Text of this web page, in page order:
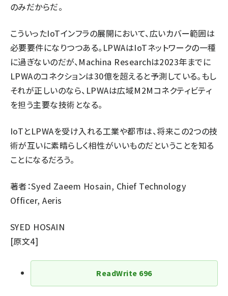
のみだからだ。
こういったIoTインフラの展開において、広いカバー範囲は
必要要件になりつつある。LPWAはIoTネットワークの一種
に過ぎないのだが、Machina Researchは2023年までに
LPWAのコネクションは30億を超えると予測 している。もし
それが正しいのなら、LPWAは広域M2Mコネクティビティ
を担う主要な技術となる。
IoTとLPWAを受け入れる工業や都市は、将来この2つの技
術が互いに素晴らしく相性がいいものだということを知る
ことになるだろう。
著者：Syed Zaeem Hosain, Chief Technology
Officer, Aeris
SYED HOSAIN
[原文4]
ReadWrite 696